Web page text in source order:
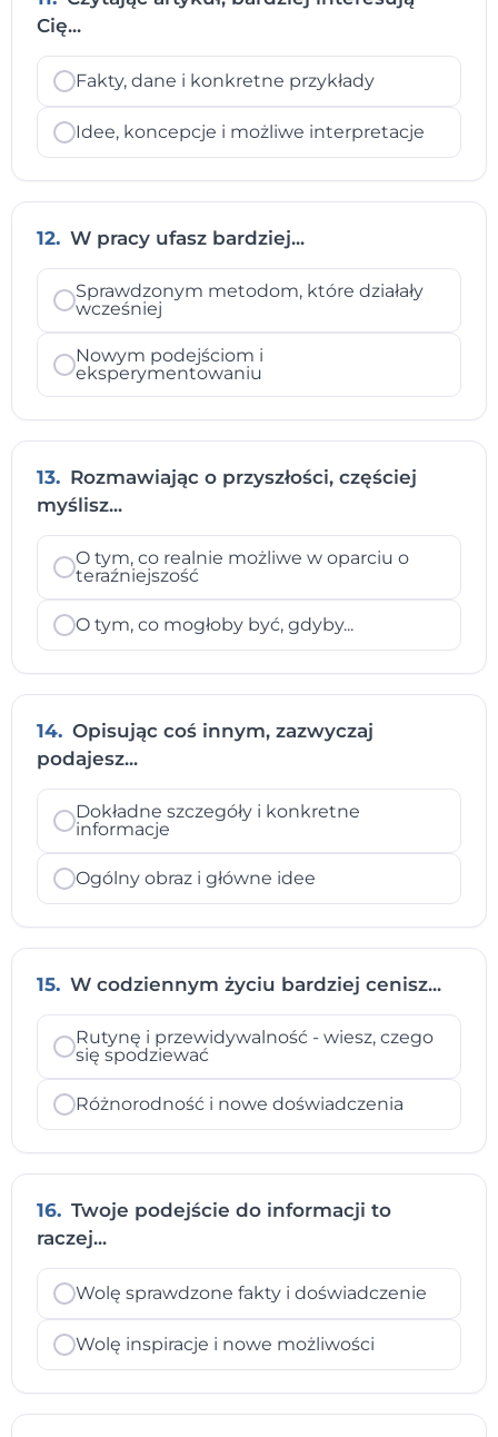
Cię...
Fakty, dane i konkretne przykłady
Idee, koncepcje i możliwe interpretacje
12. W pracy ufasz bardziej...
Sprawdzonym metodom, które działały
wcześniej
Nowym podejściom i
eksperymentowaniu
13. Rozmawiając o przyszłości, częściej
myślisz...
O tym, co realnie możliwe w oparciu o
teraźniejszość
O tym, co mogłoby być, gdyby...
14. Opisując coś innym, zazwyczaj
podajesz...
Dokładne szczegóły i konkretne
informacje
Ogólny obraz i główne idee
15. W codziennym życiu bardziej cenisz...
Rutynę i przewidywalność - wiesz, czego
się spodziewać
Różnorodność i nowe doświadczenia
16. Twoje podejście do informacji to
raczej...
Wolę sprawdzone fakty i doświadczenie
Wolę inspiracje i nowe możliwości